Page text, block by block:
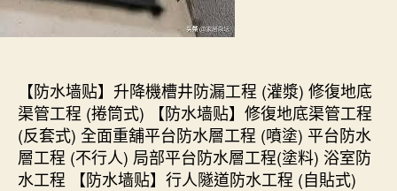
【防水墙贴】升降機槽井防漏工程 (灌漿) 修復地底
渠管工程 (捲筒式) 【防水墙贴】修復地底渠管工程
(反套式) 全面重舖平台防水層工程 (噴塗) 平台防水
層工程 (不行人) 局部平台防水層工程(塗料) 浴室防
水工程 【防水墙贴】行人隧道防水工程 (自貼式)